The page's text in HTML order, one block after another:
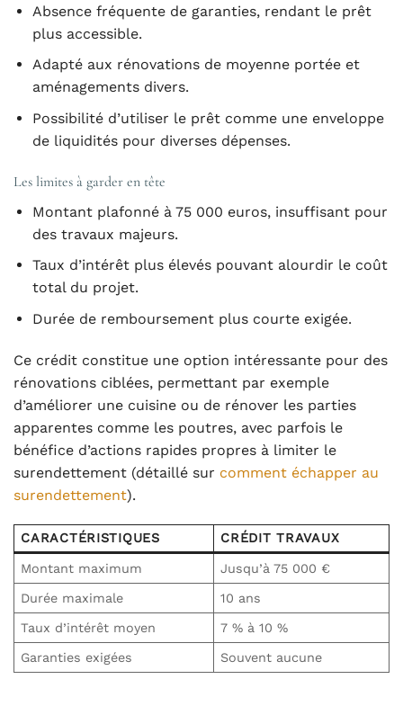
Absence fréquente de garanties, rendant le prêt
plus accessible.
Adapté aux rénovations de moyenne portée et
aménagements divers.
Possibilité d’utiliser le prêt comme une enveloppe
de liquidités pour diverses dépenses.
Les limites à garder en tête
Montant plafonné à 75 000 euros, insuffisant pour
des travaux majeurs.
Taux d’intérêt plus élevés pouvant alourdir le coût
total du projet.
Durée de remboursement plus courte exigée.
Ce crédit constitue une option intéressante pour des
rénovations ciblées, permettant par exemple
d’améliorer une cuisine ou de rénover les parties
apparentes comme les poutres, avec parfois le
bénéfice d’actions rapides propres à limiter le
surendettement (détaillé sur comment échapper au
surendettement).
CARACTÉRISTIQUES CRÉDIT TRAVAUX
Montant maximum Jusqu’à 75 000 €
Durée maximale 10 ans
Taux d’intérêt moyen 7 % à 10 %
Garanties exigées Souvent aucune